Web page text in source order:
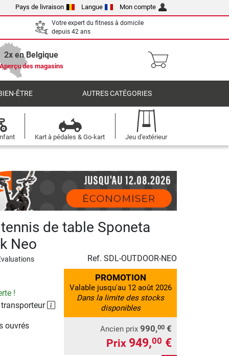
Pays de livraison Langue Mon compte
Votre expert du fitness à domicile
depuis 42 ans
2x en Belgique
des magasins
ÊTRE AUTRES CATÉGORIES
Kart à pédales & Go-kart Jeu d'extérieur
de table Sponeta
Neo
Ref. SDL-OUTDOOR-NEO
!
ouvrés
PROMOTION
Valable jusqu'au 12 août 2026
Dans la limite des stocks
disponibles
Ancien prix 990,00 €
Prix 949,00 €